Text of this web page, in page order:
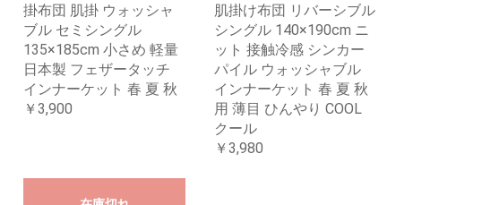
掛布団 肌掛 ウォッシャ
ブル セミシングル
135×185cm 小さめ 軽量
日本製 フェザータッチ
インナーケット 春 夏 秋
￥3,900
肌掛け布団 リバーシブル
シングル 140×190cm ニ
ット 接触冷感 シンカー
パイル ウォッシャブル
インナーケット 春 夏 秋
用 薄目 ひんやり COOL
クール
￥3,980